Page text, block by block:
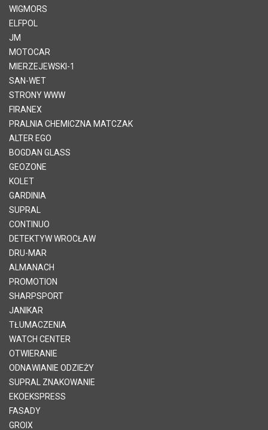
WIGMORS
ELFPOL
JM
MOTOCAR
MIERZEJEWSKI-1
SAN-WET
STRONY WWW
FIRANEX
PRALNIA CHEMICZNA MATCZAK
ALTER EGO
BOGDAN GLASS
GEOZONE
KOLET
GARDINIA
SUPRAL
CONTINUO
DETEKTYW WROCŁAW
DRU-MAR
ALMANACH
PROMOTION
SHARPSPORT
JANIKAR
TŁUMACZENIA
WATCH CENTER
OTWIERANIE
ODNAWIANIE ODZIEŻY
SUPRAL ZNAKOWANIE
EKOEKSPRESS
FASADY
GROIX